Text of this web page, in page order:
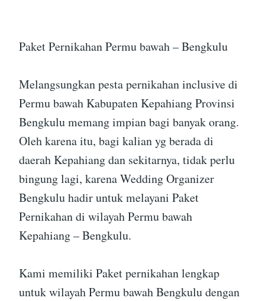
Paket Pernikahan Permu bawah – Bengkulu
Melangsungkan pesta pernikahan inclusive di
Permu bawah Kabupaten Kepahiang Provinsi
Bengkulu memang impian bagi banyak orang.
Oleh karena itu, bagi kalian yg berada di
daerah Kepahiang dan sekitarnya, tidak perlu
bingung lagi, karena Wedding Organizer
Bengkulu hadir untuk melayani Paket
Pernikahan di wilayah Permu bawah
Kepahiang – Bengkulu.
Kami memiliki Paket pernikahan lengkap
untuk wilayah Permu bawah Bengkulu dengan